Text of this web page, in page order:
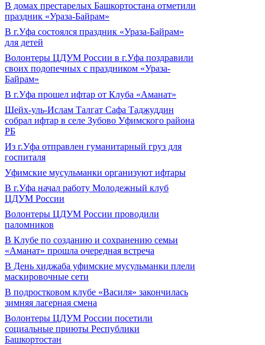
В домах престарелых Башкортостана отметили
праздник «Ураза-Байрам»
В г.Уфа состоялся праздник «Ураза-Байрам»
для детей
Волонтеры ЦДУМ России в г.Уфа поздравили
своих подопечных с праздником «Ураза-
Байрам»
В г.Уфа прошел ифтар от Клуба «Аманат»
Шейх-уль-Ислам Талгат Сафа Таджуддин
собрал ифтар в селе Зубово Уфимского района
РБ
Из г.Уфа отправлен гуманитарный груз для
госпиталя
Уфимские мусульманки организуют ифтары
В г.Уфа начал работу Молодежный клуб
ЦДУМ России
Волонтеры ЦДУМ России проводили
паломников
В Клубе по созданию и сохранению семьи
«Аманат» прошла очередная встреча
В День хиджаба уфимские мусульманки плели
маскировочные сети
В подростковом клубе «Василя» закончилась
зимняя лагерная смена
Волонтеры ЦДУМ России посетили
социальные приюты Республики
Башкортостан